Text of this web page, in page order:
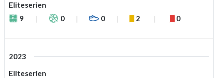
Eliteserien
9
0 0 2 0
2023
Eliteserien